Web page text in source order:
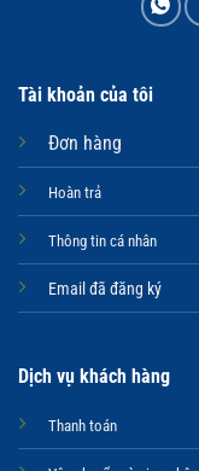
Tài khoản của tôi
Đơn hàng
Hoàn trả
Thông tin cá nhân
Email đã đăng ký
Dịch vụ khách hàng
Thanh toán